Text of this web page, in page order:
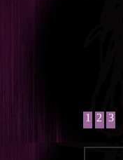
1 2 3